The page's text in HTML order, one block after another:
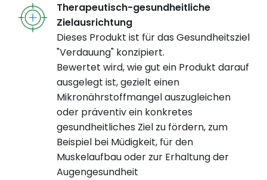
Therapeutisch-gesundheitliche
Zielausrichtung
Dieses Produkt ist für das Gesundheitsziel
"Verdauung" konzipiert.
Bewertet wird, wie gut ein Produkt darauf
ausgelegt ist, gezielt einen
Mikronährstoffmangel auszugleichen
oder präventiv ein konkretes
gesundheitliches Ziel zu fördern, zum
Beispiel bei Müdigkeit, für den
Muskelaufbau oder zur Erhaltung der
Augengesundheit